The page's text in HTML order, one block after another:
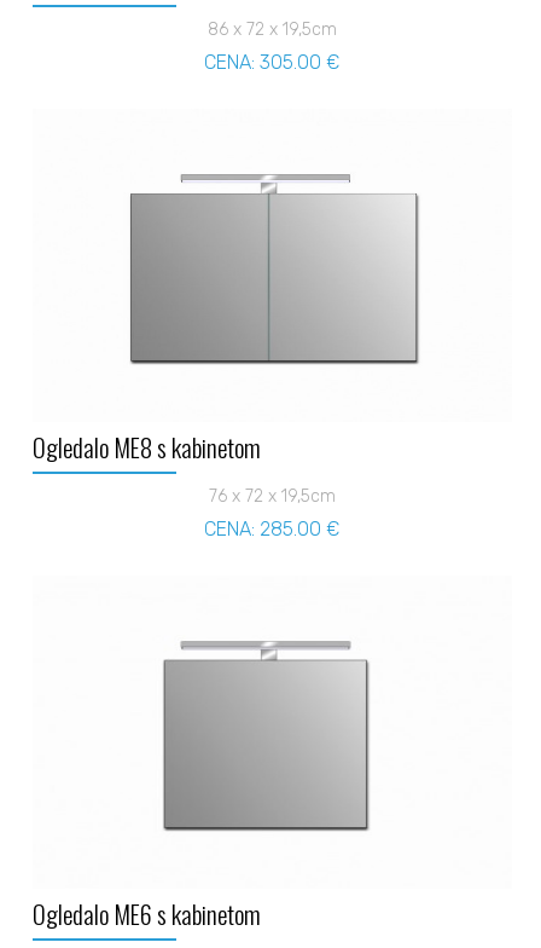
86 x 72 x 19,5cm
CENA: 305.00 €
Ogledalo ME8 s kabinetom
76 x 72 x 19,5cm
CENA: 285.00 €
Ogledalo ME6 s kabinetom